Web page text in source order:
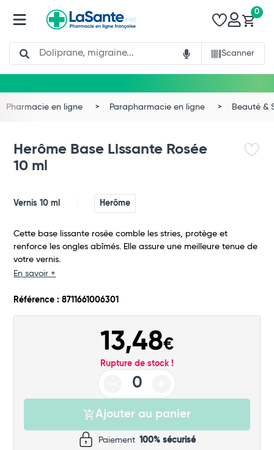
Search
Scanner
0
Commander
Pharmacie en ligne Parapharmacie en ligne Beauté &
Herôme Base Lissante Rosée
10 ml
Vernis 10 ml Herôme
Cette base lissante rosée comble les stries, protège et
renforce les ongles abîmés. Elle assure une meilleure tenue de
votre vernis.
En savoir +
Référence : 8711661006301
13,48€
Rupture de stock !
Ajouter au panier
Paiement 100% sécurisé